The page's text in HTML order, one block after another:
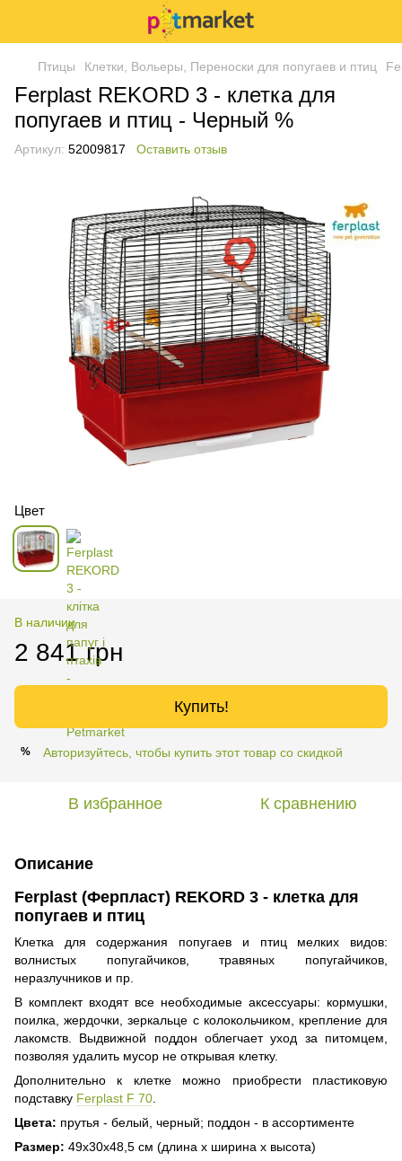
Птицы Клетки, Вольеры, Переноски для попугаев и птиц
Ferplast REKORD 3 - клетка для
попугаев и птиц - Черный %
Артикул: 52009817 Оставить отзыв
Цвет
В наличии
2 841 грн
Купить!
% Авторизуйтесь, чтобы купить этот товар со скидкой
В избранное К сравнению
Описание
Ferplast (Ферпласт) REKORD 3 - клетка для
попугаев и птиц
Клетка для содержания попугаев и птиц мелких видов:
волнистых попугайчиков, травяных попугайчиков,
неразлучников и пр.
В комплект входят все необходимые аксессуары: кормушки,
поилка, жердочки, зеркальце с колокольчиком, крепление для
лакомств. Выдвижной поддон облегчает уход за питомцем,
позволяя удалить мусор не открывая клетку.
Дополнительно к клетке можно приобрести пластиковую
подставку Ferplast F 70
Цвета: прутья - белый, черный; поддон - в ассортименте
Размер: 49х30х48,5 см (длина х ширина х высота)